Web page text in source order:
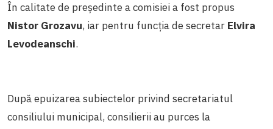
În calitate de președinte a comisiei a fost propus
Nistor Grozavu, iar pentru funcția de secretar Elvira
Levodeanschi.
După epuizarea subiectelor privind secretariatul
consiliului municipal, consilierii au purces la